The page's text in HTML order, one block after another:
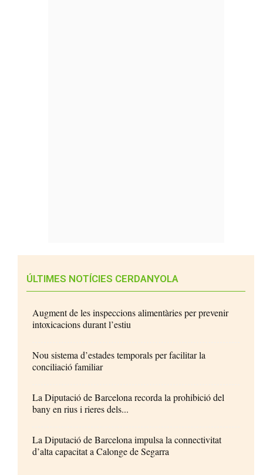
ÚLTIMES NOTÍCIES CERDANYOLA
Augment de les inspeccions alimentàries per prevenir
intoxicacions durant l’estiu
Nou sistema d’estades temporals per facilitar la
conciliació familiar
La Diputació de Barcelona recorda la prohibició del
bany en rius i rieres dels...
La Diputació de Barcelona impulsa la connectivitat
d’alta capacitat a Calonge de Segarra